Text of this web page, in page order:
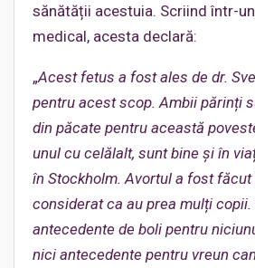
sănătății acestuia. Scriind într-
medical, acesta declară:
„Acest fetus a fost ales de dr.
pentru acestscop. Ambii părinți
din păcate pentru această
unul cu celălalt, sunt bine și în
în Stockholm. Avortul a fost
considerat ca au prea mulți
antecedente de boli pentru
nici antecedente pentru vreun